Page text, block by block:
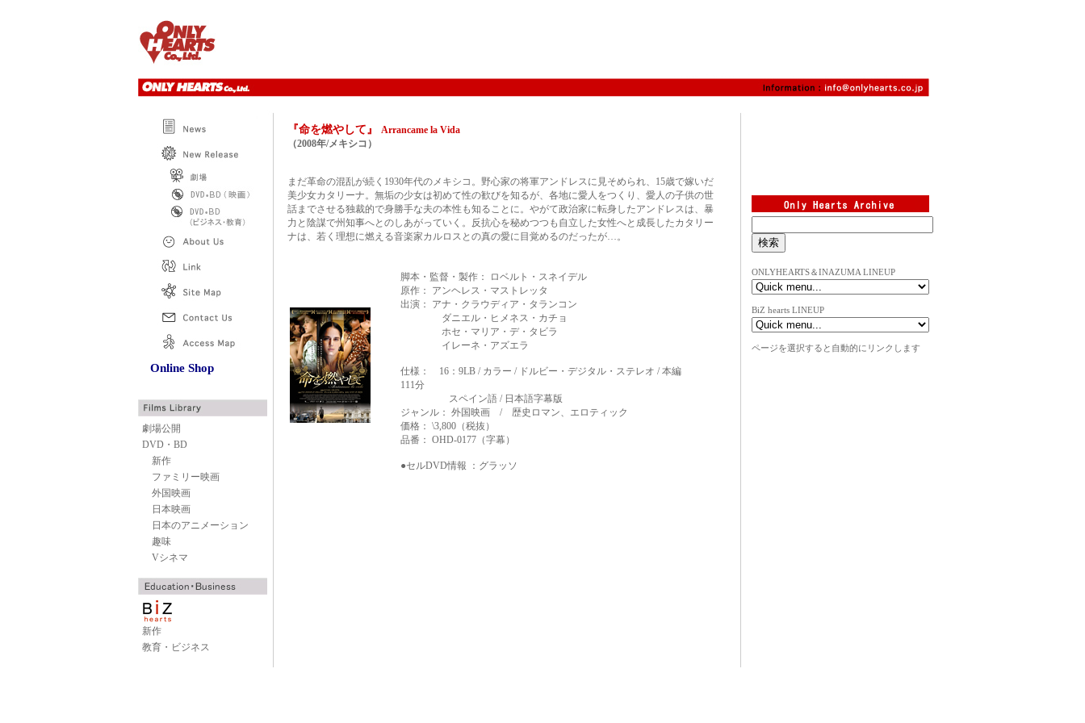
Online Shop
劇場公開
DVD・BD
新作
ファミリー映画
外国映画
日本映画
日本のアニメーション
趣味
Vシネマ
新作
教育・ビジネス
『命を燃やして』 Arrancame la Vida
（2008年/メキシコ）
まだ革命の混乱が続く1930年代のメキシコ。野心家の将軍アンドレスに見そめられ、15歳で嫁いだ
美少女カタリーナ。無垢の少女は初めて性の歓びを知るが、各地に愛人をつくり、愛人の子供の世
話までさせる独裁的で身勝手な夫の本性も知ることに。やがて政治家に転身したアンドレスは、暴
力と陰謀で州知事へとのしあがっていく。反抗心を秘めつつも自立した女性へと成長したカタリー
ナは、若く理想に燃える音楽家カルロスとの真の愛に目覚めるのだったが…。
脚本・監督・製作： ロベルト・スネイデル
原作： アンヘレス・マストレッタ
出演： アナ・クラウディア・タランコン
ダニエル・ヒメネス・カチョ
ホセ・マリア・デ・タビラ
イレーネ・アズエラ
仕様： 16：9LB / カラー / ドルビー・デジタル・ステレオ / 本編
111分
スペイン語 / 日本語字幕版
ジャンル： 外国映画 / 歴史ロマン、エロティック
価格： \3,800（税抜）
品番： OHD-0177（字幕）
●セルDVD情報 ： グラッソ
ONLYHEARTS＆INAZUMA LINEUP
BiZ hearts LINEUP
ページを選択すると自動的にリンクします